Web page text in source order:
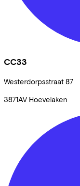
CC33
Westerdorpsstraat 87
3871AV Hoevelaken